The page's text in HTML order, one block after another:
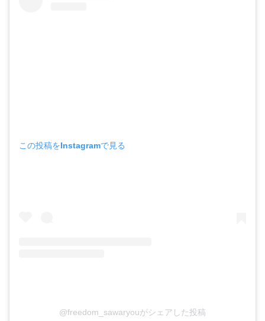
この投稿をInstagramで見る
@freedom_sawaryouがシェアした投稿